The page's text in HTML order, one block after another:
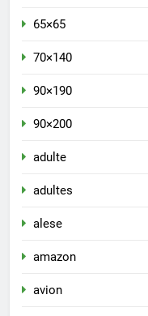
65×65
70×140
90×190
90×200
adulte
adultes
alese
amazon
avion